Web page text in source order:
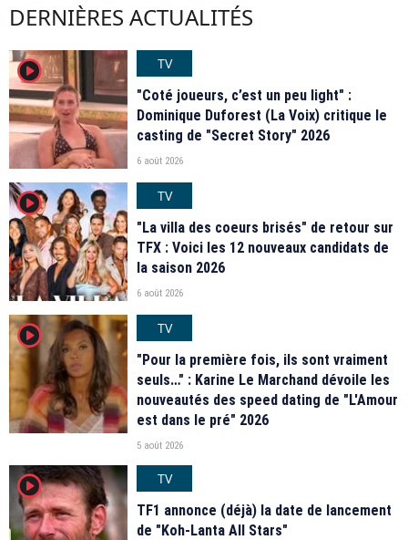
DERNIÈRES ACTUALITÉS
player2
TV
"Coté joueurs, c’est un peu light" :
Dominique Duforest (La Voix) critique le
casting de "Secret Story" 2026
6 août 2026
player2
TV
"La villa des coeurs brisés" de retour sur
TFX : Voici les 12 nouveaux candidats de
la saison 2026
6 août 2026
player2
TV
"Pour la première fois, ils sont vraiment
seuls…" : Karine Le Marchand dévoile les
nouveautés des speed dating de "L'Amour
est dans le pré" 2026
5 août 2026
player2
TV
TF1 annonce (déjà) la date de lancement
de "Koh-Lanta All Stars"